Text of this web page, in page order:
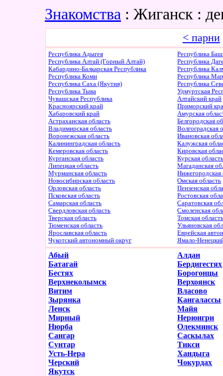
Знакомства : Жиганск :
< парни
Республика Адыгея
Республика
Республика Алтай (Горный Алтай)
Республика
Кабардино-Балкарская Республика
Республика
Республика Коми
Республика
Республика Саха (Якутия)
Республика
Республика Тыва
Удмуртская
Чувашская Республика
Алтайский край
Красноярский край
Приморский
Хабаровский край
Амурская
Астраханская область
Белгородская
Владимирская область
Волгоградская
Воронежская область
Ивановская
Калининградская область
Калужская
Кемеровская область
Кировская
Курганская область
Курская
Липецкая область
Магаданская
Мурманская область
Нижегородская
Новосибирская область
Омская область
Орловская область
Пензенская
Псковская область
Ростовская
Самарская область
Саратовская
Свердловская область
Смоленская
Тверская область
Томская
Тюменская область
Ульяновская
Ярославская область
Еврейская
Чукотский автономный округ
Ямало-
Абый
Алдан
Батагай
Бердигестях
Бестях
Борогонцы
Верхнеколымск
Верхоянск
Витим
Власово
Зырянка
Кангалассы
Ленск
Майя
Мирный
Нерюнгри
Нюрба
Олекминск
Сангар
Саскылах
Сунтар
Тикси
Усть-Нера
Хандыга
Черский
Чокурдах
Якутск